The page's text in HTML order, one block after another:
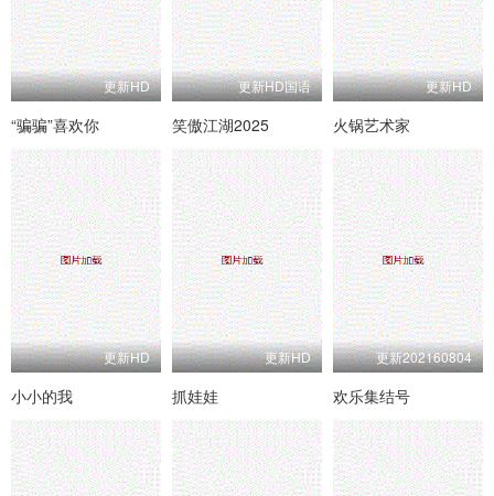
更新HD
“骗骗”喜欢你
更新HD国语
笑傲江湖2025
更新HD
火锅艺术家
更新HD
小小的我
更新HD
抓娃娃
更新202160804
欢乐集结号